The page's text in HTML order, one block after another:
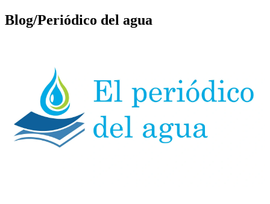
Blog/Periódico del agua